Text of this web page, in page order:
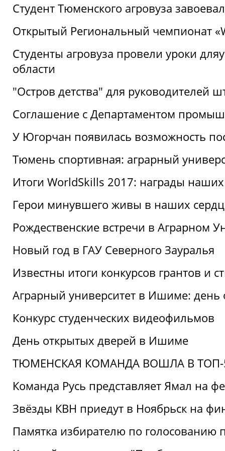
Студент Тюменского агровуза
Открытый Региональный чемпионат
Студенты агровуза провели уроки
области
"Остров детства" для руководителей
Соглашение с Департаментом
У Югорчан появилась возможность
Тюмень спортивная: аграрный
Итоги WorldSkills 2017: награды наших
Герои минувшего живы в наших
Рождественские встречи в Аграрном
Новый год в ГАУ Северного Зауралья
Известны итоги конкурсов грантов и
Аграрный университет в Ишиме: день
Конкурс студенческих видеофильмов
День открытых дверей в Ишиме
ТЮМЕНСКАЯ КОМАНДА ВОШЛА В ТОП-
Команда Русь представляет Ямал на
Звёзды КВН приедут в Ноябрьск на
Памятка избирателю по голосованию